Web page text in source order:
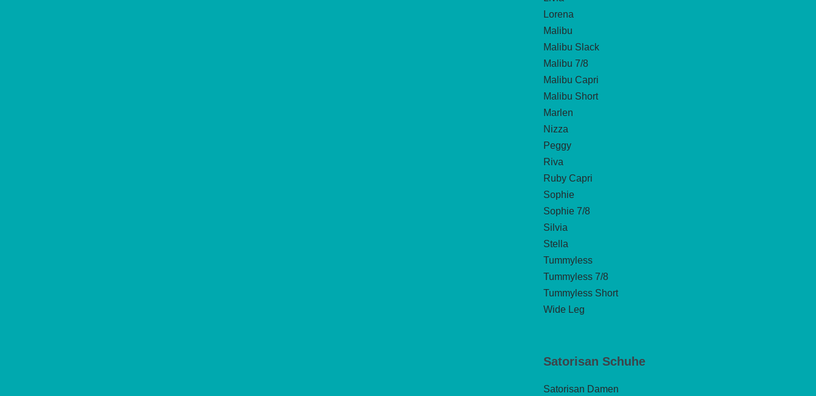
Lorena
Malibu
Malibu Slack
Malibu 7/8
Malibu Capri
Malibu Short
Marlen
Nizza
Peggy
Riva
Ruby Capri
Sophie
Sophie 7/8
Silvia
Stella
Tummyless
Tummyless 7/8
Tummyless Short
Wide Leg
Satorisan Schuhe
Satorisan Damen